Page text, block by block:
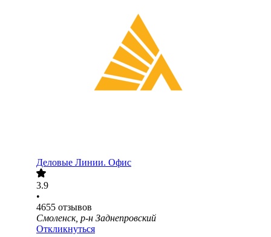
Деловые Линии. Офис
3.9
•
4655 отзывов
Смоленск, р-н Заднепровский
Откликнуться